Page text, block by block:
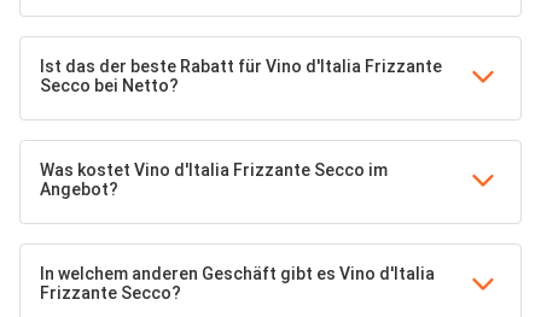
Ist das der beste Rabatt für Vino d'Italia Frizzante
Secco bei Netto?
Was kostet Vino d'Italia Frizzante Secco im
Angebot?
In welchem anderen Geschäft gibt es Vino d'Italia
Frizzante Secco?